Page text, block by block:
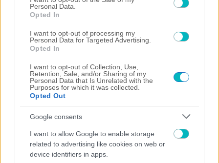
Personal Data.
Opted In
I want to opt-out of processing my
Personal Data for Targeted Advertising.
Opted In
I want to opt-out of Collection, Use,
Retention, Sale, and/or Sharing of my
Personal Data that Is Unrelated with the
Purposes for which it was collected.
Opted Out
Google consents
I want to allow Google to enable storage
related to advertising like cookies on web or
device identifiers in apps.
ΜΠΑΣΚΕΤ ΑΕΚ
Αποδοκιμασίες για την συμφωνία με ΟΣΦΠ για τη Sunel
08/08/2026 | 21:01:38
ΠΟΔΟΣΦΑΙΡΟ ΑΕΚ
Γκολάρα Βιτάλις για το 1-0 της ΑΕΚ στην Athens Kallithea!
(VIDEO)